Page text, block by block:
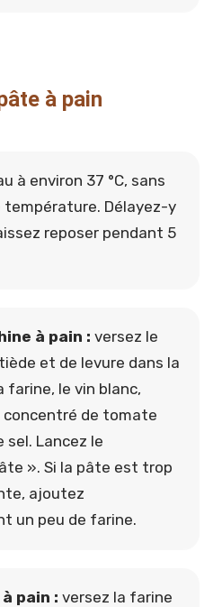
à pain
à environ 37 °C, sans
Délayez-y
reposer pendant 5
à pain : versez le
et de levure dans la
farine, le vin blanc,
concentré de tomate
sel. Lancez le
». Si la pâte est trop
ajoutez
un peu de farine.
pain : versez la farine